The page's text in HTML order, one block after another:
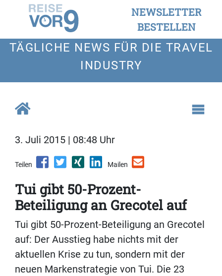
NEWSLETTER
BESTELLEN
TÄGLICHE NEWS FÜR DIE TRAVEL
INDUSTRY
3. Juli 2015 | 08:48 Uhr
Teilen Mailen
Tui gibt 50-Prozent-
Beteiligung an Grecotel auf
Tui gibt 50-Prozent-Beteiligung an Grecotel
auf: Der Ausstieg habe nichts mit der
aktuellen Krise zu tun, sondern mit der
neuen Markenstrategie von Tui. Die 23